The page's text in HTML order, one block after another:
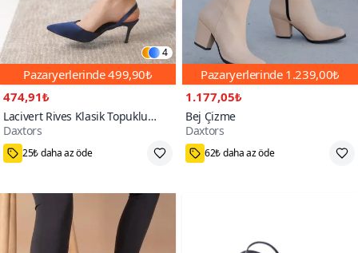
4
Pazaryerlerinde499,90₺
474,91₺
Lacivert Rives Klasik Topuklu
Ayakkabı
Daxtors
39
Pazaryerlerinde 1.239,00₺
1.177,05₺
Bej Çizme
Daxtors
36,37,38,39